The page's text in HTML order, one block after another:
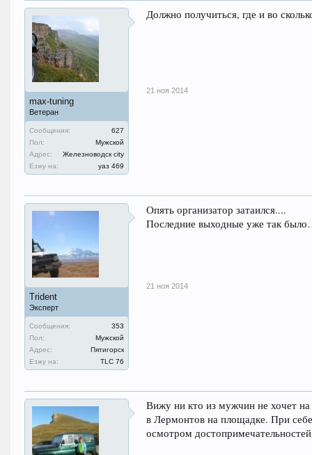
max-tuning
Ветеран
Сообщения:
627
Пол:
Мужской
Адрес:
Железноводск city
Езжу на:
уаз 469
Должно получиться, где и во
21 ноя 2014
Trident
Эксперт
Сообщения:
353
Пол:
Мужской
Адрес:
Пятигорск
Езжу на:
TLC 76
Опять организатор затаился....
Последние выходные уже так
21 ноя 2014
Вижу ни кто из мужчин не хочет на
в Лермонтов на площадке. При
осмотром